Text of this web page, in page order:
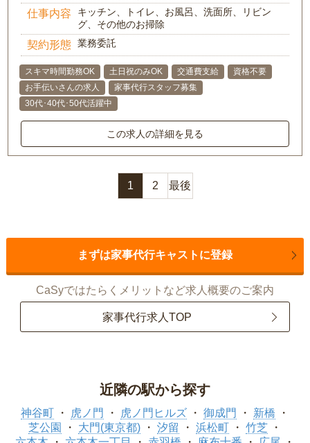
仕事内容
キッチン、トイレ、お風呂、洗面所、リビン
グ、その他のお掃除
契約形態 業務委託
スキマ時間勤務OK 土日祝のみOK 交通費支給
資格不要
お手伝いさんの求人
家事代行スタッフ募集
30代･40代･50代活躍中
この求人の詳細を見る
1 2 最後
まずは家事代行キャストに登録
CaSyではたらくメリットなど求人概要のご案内
家事代行求人TOP
近隣の駅から探す
神谷町 虎ノ門 虎ノ門ヒルズ 御成門
新橋
芝公園
大門(東京都) 汐留 浜松町
竹芝